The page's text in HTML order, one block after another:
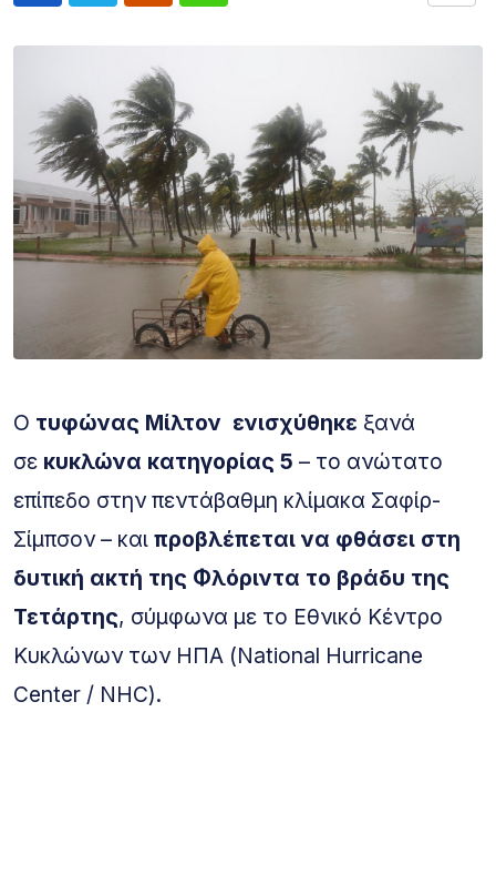
Ο τυφώνας Μίλτον ενισχύθηκε ξανά
σε κυκλώνα κατηγορίας 5 – το ανώτατο
επίπεδο στην πεντάβαθμη κλίμακα Σαφίρ-
Σίμπσον – και προβλέπεται να φθάσει στη
δυτική ακτή της Φλόριντα το βράδυ της
Τετάρτης, σύμφωνα με το Εθνικό Κέντρο
Κυκλώνων των ΗΠΑ (National Hurricane
Center / NHC).